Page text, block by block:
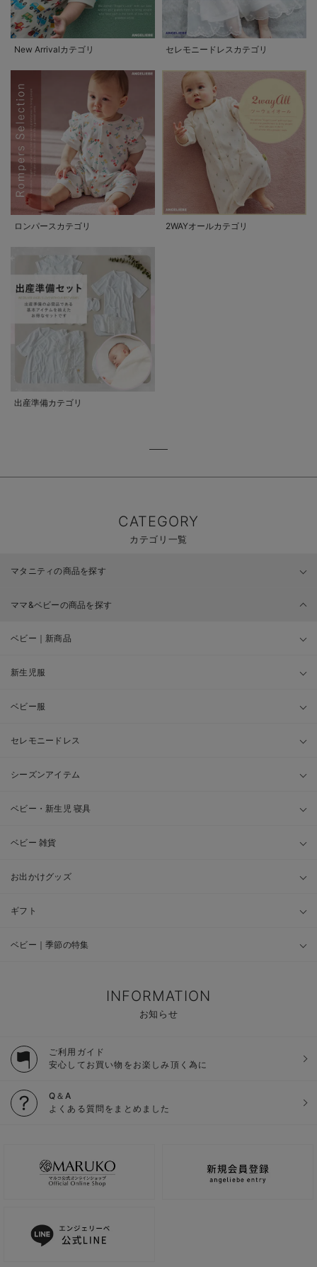
New Arrivalカテゴリ セレモニードレスカテゴリ
ロンパースカテゴリ 2WAYオールカテゴリ
出産準備カテゴリ
CATEGORY
カテゴリ一覧
マタニティの商品を探す
ママ&ベビーの商品を探す
ベビー｜新商品
新生児服
ベビー服
セレモニードレス
シーズンアイテム
ベビー・新生児 寝具
ベビー 雑貨
お出かけグッズ
ギフト
ベビー｜季節の特集
INFORMATION
お知らせ
ご利用ガイド
安心してお買い物をお楽しみ頂く為に
Q＆A
よくある質問をまとめました